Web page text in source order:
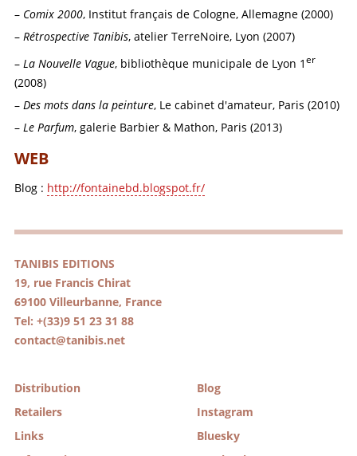
Comix 2000, Institut français de Cologne, Allemagne (2000)
Rétrospective Tanibis, atelier TerreNoire, Lyon (2007)
La Nouvelle Vague, bibliothèque municipale de Lyon 1er
(2008)
Des mots dans la peinture, Le cabinet d'amateur, Paris (2010)
Le Parfum, galerie Barbier & Mathon, Paris (2013)
WEB
Blog : http://fontainebd.blogspot.fr/
TANIBIS EDITIONS
19, rue Francis Chirat
69100 Villeurbanne, France
Tel: +(33)9 51 23 31 88
contact@tanibis.net
Distribution
Retailers
Links
Blog
Instagram
Bluesky